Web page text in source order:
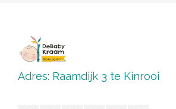
Adres: Raamdijk 3 te Kinrooi